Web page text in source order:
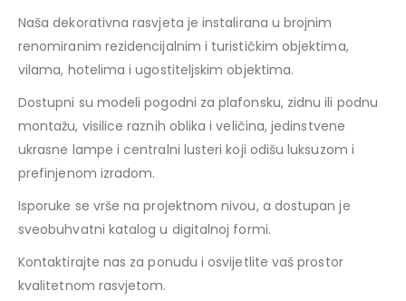
Naša dekorativna rasvjeta je instalirana u brojnim
renomiranim rezidencijalnim i turističkim objektima,
vilama, hotelima i ugostiteljskim objektima.
Dostupni su modeli pogodni za plafonsku, zidnu ili podnu
montažu, visilice raznih oblika i veličina, jedinstvene
ukrasne lampe i centralni lusteri koji odišu luksuzom i
prefinjenom izradom.
Isporuke se vrše na projektnom nivou, a dostupan je
sveobuhvatni katalog u digitalnoj formi.
Kontaktirajte nas za ponudu i osvijetlite vaš prostor
kvalitetnom rasvjetom.